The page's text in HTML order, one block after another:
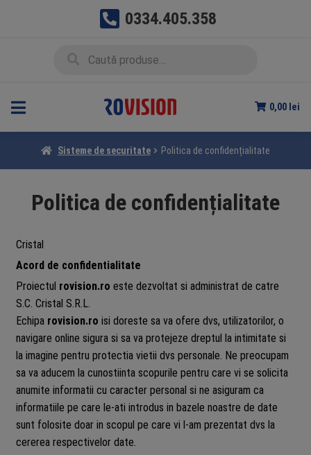
0334.405.358
0,00 lei
Sisteme de securitate Politica de confidențialitate
Politica de confidențialitate
Cristal
Acord de confidentialitate
Proiectul rovision.ro este dezvoltat si administrat de catre
S.C. Cristal S.R.L.
Echipa rovision.ro isi doreste sa va ofere dvs, utilizatorilor, o
navigare online sigura si sa va protejeze dreptul la intimitate si
la imagine pentru protectia vietii dvs personale. Ne preocupam
sa va aducem la cunostiinta scopurile pentru care vi se solicita
anumite informatii cu caracter personal si ne asiguram ca
informatiile pe care le-ati introdus in bazele noastre de date
sunt folosite doar in scopul pe care vi l-am prezentat dvs la
cererea respectivelor date.